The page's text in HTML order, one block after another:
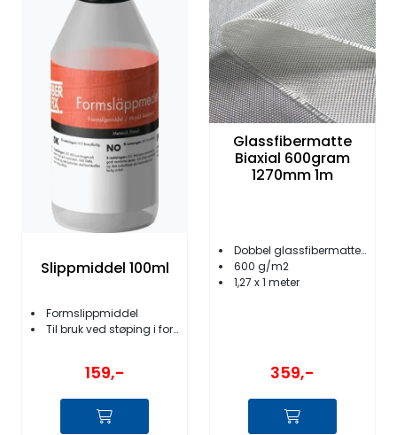
Slippmiddel 100ml
Formslippmiddel
Til bruk ved støping i form
159,-
Glassfibermatte
Biaxial 600gram
1270mm 1m
Dobbel glassfibermatte - sterk og strukturell
600 g/m2
1,27 x 1 meter
359,-